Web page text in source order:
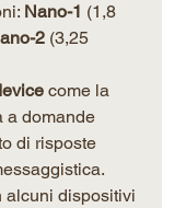
Nano-1 (1,8
2 (3,25
come la
a domande
di risposte
alcuni dispositivi